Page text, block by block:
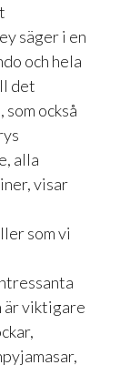
säger i en
och hela
det
också
alla
visar
som vi
är viktigare